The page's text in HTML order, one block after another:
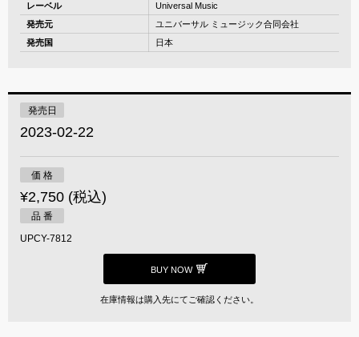
レーベル
Universal Music
発売元
ユニバーサル ミュージック合同会社
発売国
日本
発売日
2023-02-22
価 格
¥2,750 (税込)
品 番
UPCY-7812
BUY NOW
在庫情報は購入先にてご確認ください。